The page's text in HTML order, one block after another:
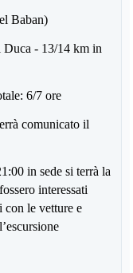
Baban)
Duca - 13/14 km in
6/7 ore
comunicato il
in sede si terrà la
interessati
con le vetture e